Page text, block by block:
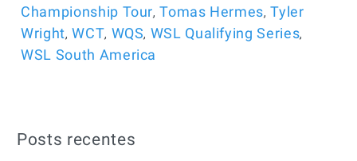
Championship Tour,Tomas Hermes,Tyler
Wright,WCT, WQS, WSL Qualifying Series,
WSL South America
Posts recentes